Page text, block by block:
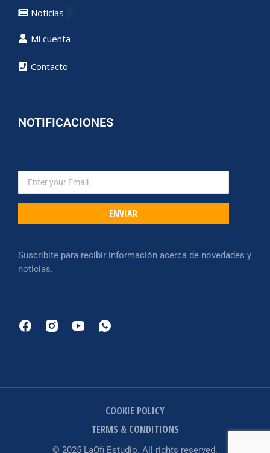
Noticias
Mi cuenta
Contacto
NOTIFICACIONES
ENVIAR
Suscribite para recibir información acerca de novedades y
noticias.
© 2025 LaOfi Estudio. All rights reserved.
COOKIE POLICY
TERMS & CONDITIONS